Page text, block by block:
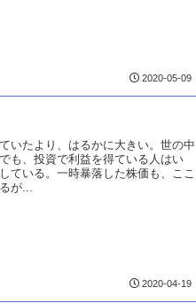
2020-05-09
いたより、はるかに大きい。世の中
も、投資で利益を得ている人はい
ている。一時暴落した株価も、ここ
が...
2020-04-19